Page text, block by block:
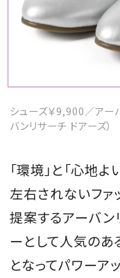
最新号を試し
シューズ￥9,900／アー
バンリサーチ ドアーズ）
「環境」と「心地
左右されないファ
提案するアーバン
ーとして人気のあ
となってパワーア